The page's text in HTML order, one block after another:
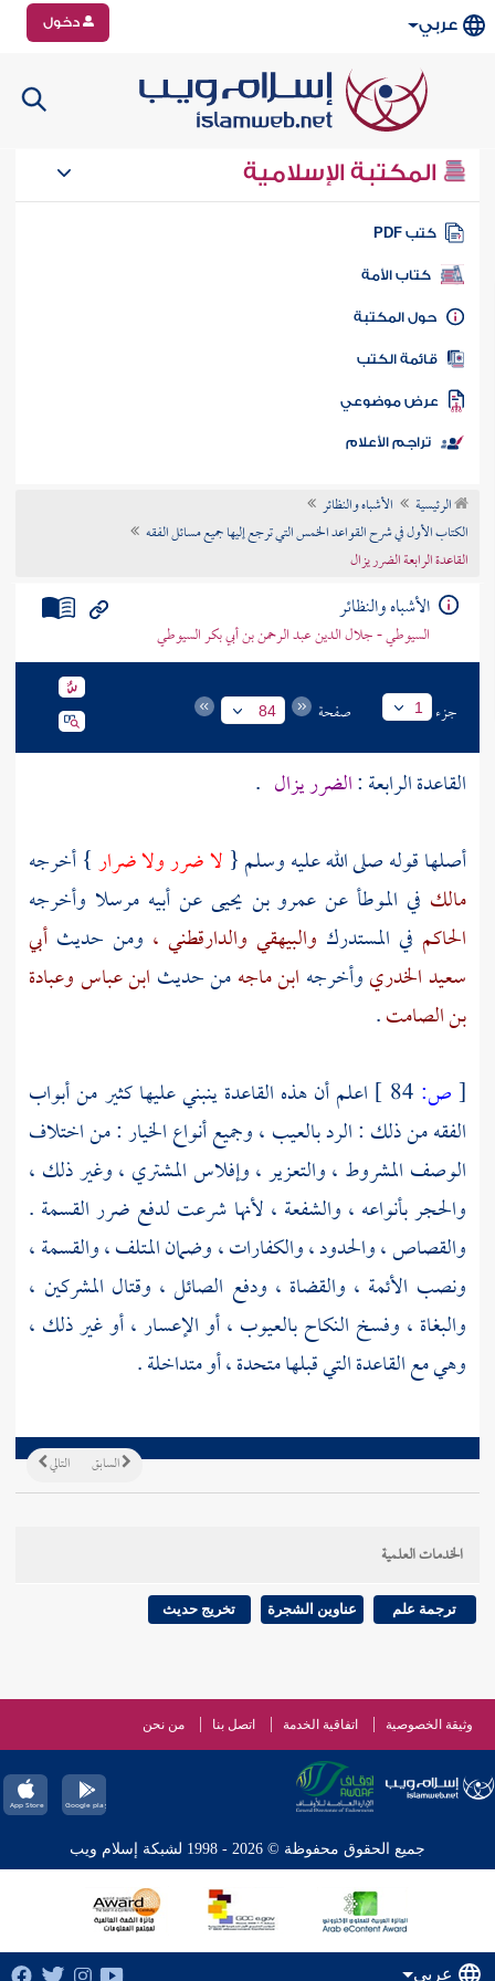
عربي دخول
المكتبة الإسلامية
كتب PDF
كتاب الأمة
المكتبة
الكتب
موضوعي
تراجم الأعلام
الرئيسية
الأشباه والنظائر
الكتاب الأول في شرح القواعد الخمس التي ترجع إليها جميع مسائل الفقه
القاعدة الرابعة الضرر يزال
الأشباه والنظائر
السيوطي - جلال الدين عبد الرحمن بن أبي بكر السيوطي
جزء 1 صفحة 84
القاعدة الرابعة :الضرر يزال .
أصلها قوله صلى الله عليه وسلم { لا ضرر ولا ضرار} أخرجه
مالك في الموطأ عن عمرو بن يحيىعن أبيه مرسلا وأخرجه
الحاكم في المستدرك والبيهقي والدارقطني ، ومن حديث أبي
سعيد الخدريوأخرجه ابن ماجهمن حديث ابن عباسوعبادة
بن الصامت.
[ص:
اعلم أن هذه القاعدة ينبني عليها كثير من أبواب
الفقه من ذلك : الرد بالعيب ، وجميع أنواع الخيار : من اختلاف
الوصف المشروط ، والتعزير ، وإفلاس المشتري ، وغير ذلك ،
والحجر بأنواعه ، والشفعة ، لأنها شرعت لدفع ضرر القسمة .
والقصاص ، والحدود ، والكفارات ، وضمان المتلف ، والقسمة ،
ونصب الأئمة ، والقضاة ، ودفع الصائل ، وقتال المشركين ،
والبغاة ، وفسخ النكاح بالعيوب ، أو الإعسار ، أو غير ذلك ،
وهي مع القاعدة التي قبلها متحدة ، أو متداخلة .
التالي السابق
الخدمات العلمية
ترجمة علم عناوين الشجرة تخريج حديث
وثيقة الخصوصية اتفاقية الخدمة اتصل بنا من نحن
جميع الحقوق محفوظة © 2026 - 1998 لشبكة إسلام ويب
عربي